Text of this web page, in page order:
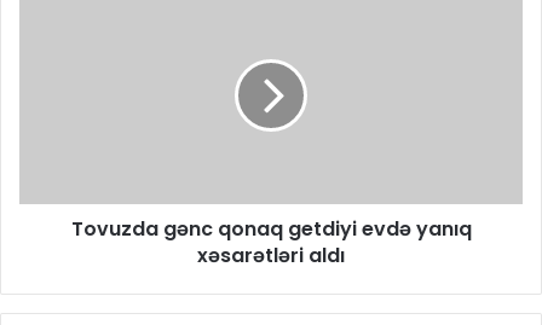
Tovuzda gənc qonaq getdiyi evdə yanıq
xəsarətləri aldı